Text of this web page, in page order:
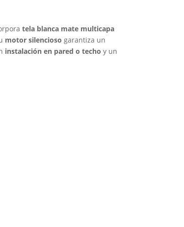
tela blanca mate multicapa
motor silencioso garantiza un
instalación en pared o techo y un